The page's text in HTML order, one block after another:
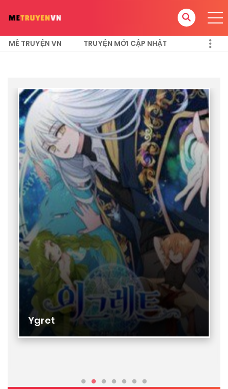
MÊ TRUYỆN VN TRUYỆN MỚI CẬP NHẬT
Ygret